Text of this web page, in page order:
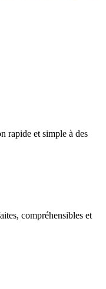
rapide et simple à des
compréhensibles et